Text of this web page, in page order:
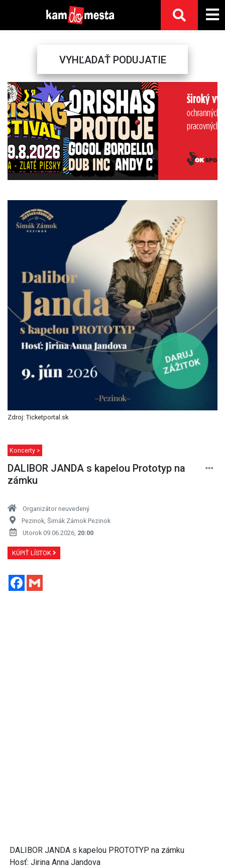
VYHĽADAŤ PODUJATIE
Previous
Zdroj: Ticketportal.sk
Koncerty >
DALIBOR JANDA s kapelou Prototyp na
zámku
Organizátor neuvedený
Pezinok, Šimák Zámok Pezinok
Utorok 09.06.2026, 20:00
KÚPIŤ LÍSTOK
Facebook
DALIBOR JANDA s kapelou PROTOTYP na zámku
Hosť: Jirina Anna Jandova